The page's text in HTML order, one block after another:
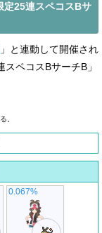
定25連スペコスBサ
」と連動して開催され
ペコスBサーチB」
。
0.067%